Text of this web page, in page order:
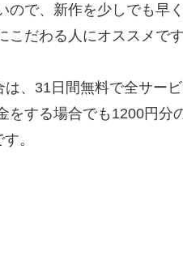
ので、新作を少しでも早
だわる人にオススメです
、31日間無料で全サー
をする場合でも1200円分
。